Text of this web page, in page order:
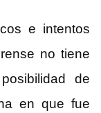
e intentos
no tiene
de
en que fue